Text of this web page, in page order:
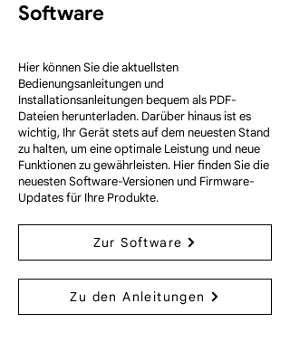
​Software
Hier können Sie die aktuellsten
Bedienungsanleitungen und
Installationsanleitungen bequem als PDF-
Dateien herunterladen. Darüber hinaus ist es
wichtig, Ihr Gerät stets auf dem neuesten Stand
zu halten, um eine optimale Leistung und neue
Funktionen zu gewährleisten. Hier finden Sie die
neuesten Software-Versionen und Firmware-
Updates für Ihre Produkte.
Zur Software
Zu den Anleitungen